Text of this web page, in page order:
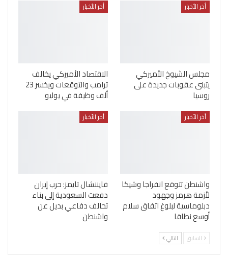
أخر الأخبار
مجلس الشيوخ الأميركي
يتبنى عقوبات جديدة على
روسيا
أخر الأخبار
الاقتصاد الأميركي يخالف
ترامب والتوقعات ويخسر 23
ألف وظيفة في يوليو
أخر الأخبار
واشنطن تتوقع انفراجا وشيكا
لأزمة هرمز وجهود
دبلوماسية لبلوغ اتفاق سلام
أوسع نطاقا
أخر الأخبار
فايننشال تايمز: حرب إيران
دفعت السعودية إلى بناء
تحالف دفاعي بديل عن
واشنطن
السابق التالي